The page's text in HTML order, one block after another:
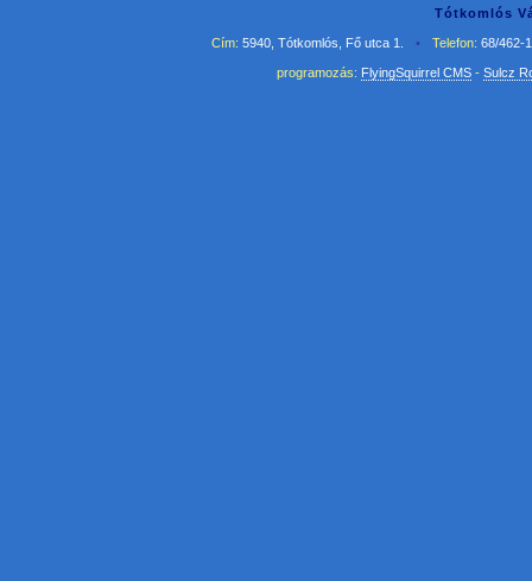
Tótkomlós
Cím: 5940, Tótkomlós, Fő utca 1. • Telefon: 68/462-
programozás: FlyingSquirrel CMS- Sulcz